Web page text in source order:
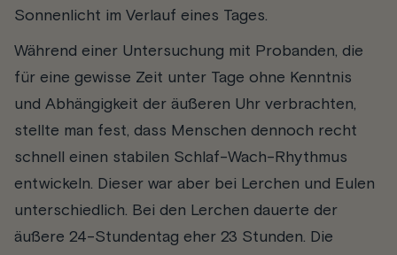
Sonnenlicht im Verlauf eines Tages.
Während einer Untersuchung mit Probanden, die
für eine gewisse Zeit unter Tage ohne Kenntnis
und Abhängigkeit der äußeren Uhr verbrachten,
stellte man fest, dass Menschen dennoch recht
schnell einen stabilen Schlaf-Wach-Rhythmus
entwickeln. Dieser war aber bei Lerchen und Eulen
unterschiedlich. Bei den Lerchen dauerte der
äußere 24-Stundentag eher 23 Stunden. Die